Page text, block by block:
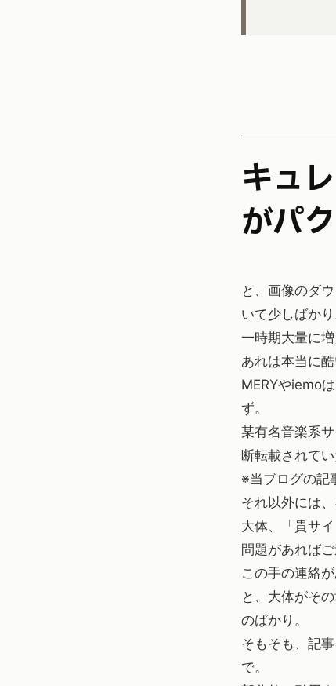
キュレーションサイトとその追っかけサイト
がパ
と、画像のダ
いて少しばかり
一時期大量に
あれは本当に酷
MERYやiemo
ず。
某有名音楽系
断転載されて
※当ブログの記
それ以外には
大体、「貴サ
問題があれば
この手の連絡
と、大体がそ
のばかり。
そもそも、記
で。